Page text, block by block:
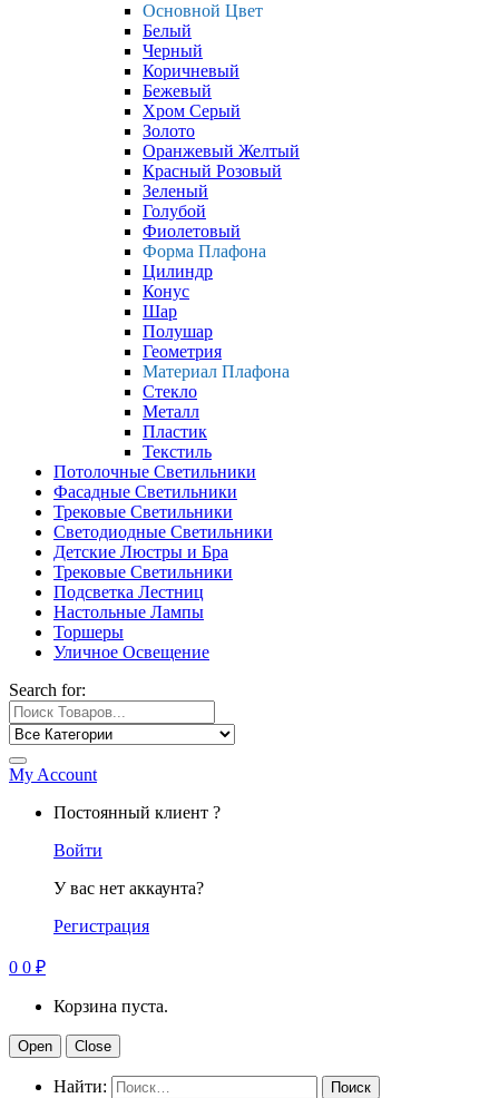
Основной Цвет
Белый
Черный
Коричневый
Бежевый
Хром Серый
Золото
Оранжевый Желтый
Красный Розовый
Зеленый
Голубой
Фиолетовый
Форма Плафона
Цилиндр
Конус
Шар
Полушар
Геометрия
Материал Плафона
Стекло
Металл
Пластик
Текстиль
Потолочные Светильники
Фасадные Светильники
Трековые Светильники
Светодиодные Светильники
Детские Люстры и Бра
Трековые Светильники
Подсветка Лестниц
Настольные Лампы
Торшеры
Уличное Освещение
Search for:
My Account
Постоянный клиент ?
Войти
У вас нет аккаунта?
Регистрация
0 0 ₽
Корзина пуста.
Open Close
Найти: